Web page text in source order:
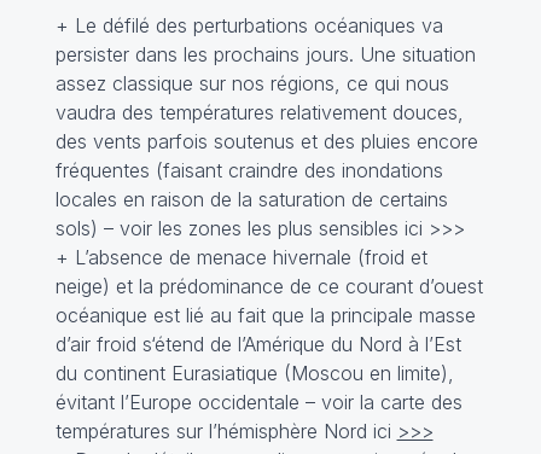
+ Le défilé des perturbations océaniques va
persister dans les prochains jours. Une situation
assez classique sur nos régions, ce qui nous
vaudra des températures relativement douces,
des vents parfois soutenus et des pluies encore
fréquentes (faisant craindre des inondations
locales en raison de la saturation de certains
sols) – voir les zones les plus sensibles ici >>>
+ L’absence de menace hivernale (froid et
neige) et la prédominance de ce courant d’ouest
océanique est lié au fait que la principale masse
d’air froid s‘étend de l’Amérique du Nord à l’Est
du continent Eurasiatique (Moscou en limite),
évitant l’Europe occidentale – voir la carte des
températures sur l’hémisphère Nord ici >>>